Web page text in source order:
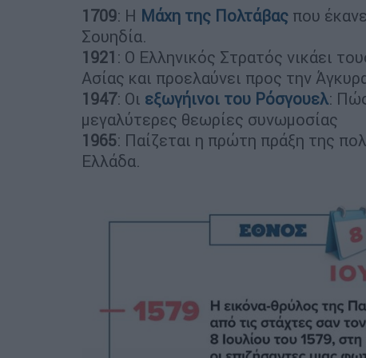
1709: Η Μάχη της Πολτάβας που
Σουηδία.
1921 : Ο Ελληνικός Στρατός νικάει
Ασίας και προελαύνει προς την
1947: Οι εξωγήινοι του Ρόσγουελ:
μεγαλύτερες θεωρίες συνωμοσίας
1965: Παίζεται η πρώτη πράξη της
Ελλάδα.